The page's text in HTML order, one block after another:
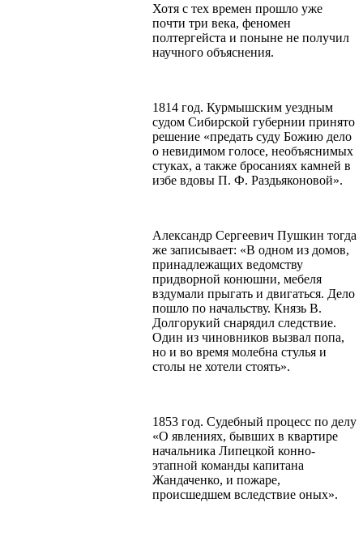
Хотя с тех времен прошло уже
почти три века, феномен
полтергейста и поныне не получил
научного объяснения.
1814 год. Курмышским уездным
судом Сибирской губернии принято
решение «предать суду Божию дело
о невидимом голосе, необъяснимых
стуках, а также бросаниях камней в
избе вдовы П. Ф. Раздьяконовой».
Александр Сергеевич Пушкин тогда
же записывает: «В одном из домов,
принадлежащих ведомству
придворной конюшни, мебеля
вздумали прыгать и двигаться. Дело
пошло по начальству. Князь В.
Долгорукий снарядил следствие.
Один из чиновников вызвал попа,
но и во время молебна стулья и
столы не хотели стоять».
1853 год. Судебный процесс по делу
«О явлениях, бывших в квартире
начальника Липецкой конно-
этапной команды капитана
Жандаченко, и пожаре,
происшедшем вследствие оных».